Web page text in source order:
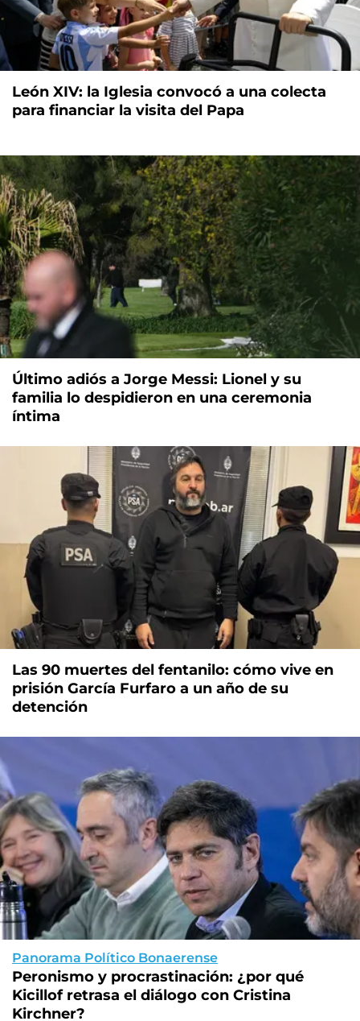
León XIV: la Iglesia convocó a una colecta
para financiar la visita del Papa
Último adiós a Jorge Messi: Lionel y su
familia lo despidieron en una ceremonia
íntima
Las 90 muertes del fentanilo: cómo vive en
prisión García Furfaro a un año de su
detención
Panorama Político Bonaerense
Peronismo y procrastinación: ¿por qué
Kicillof retrasa el diálogo con Cristina
Kirchner?